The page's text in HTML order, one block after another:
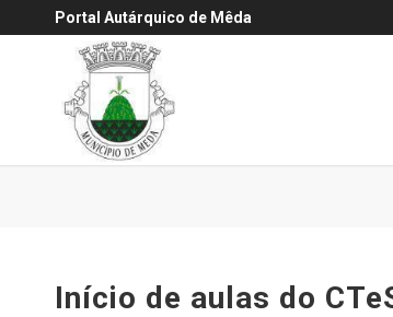
Portal Autárquico de Mêda
Início de aulas do